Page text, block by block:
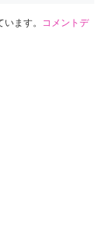
ます。 コメントデ